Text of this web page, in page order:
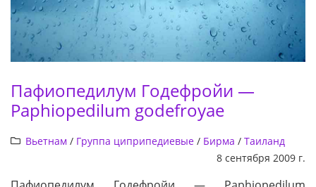
Пафиопедилум Годефройи —
Paphiopedilum godefroyae
Вьетнам / Группа циприпедиевые/ Бирма / Таиланд
8 сентября 2009 г.